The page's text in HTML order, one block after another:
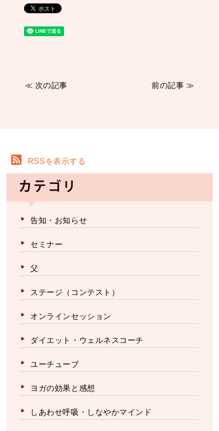
≪ 次の記事 前の記事 ≫
RSSを表示する
カテゴリ
告知・お知らせ
セミナー
父
ステージ（コンテスト）
オンラインセッション
ダイエット・ウェルネスコーチ
ユーチューブ
ヨガの効果と感想
しあわせ呼吸・しなやかマインド